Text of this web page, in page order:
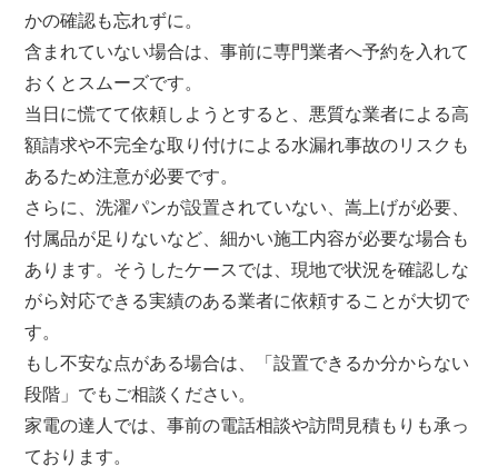
かの確認も忘れずに。
含まれていない場合は、事前に専門業者へ予約を入れて
おくとスムーズです。
当日に慌てて依頼しようとすると、悪質な業者による高
額請求や不完全な取り付けによる水漏れ事故のリスクも
あるため注意が必要です。
さらに、洗濯パンが設置されていない、嵩上げが必要、
付属品が足りないなど、細かい施工内容が必要な場合も
あります。そうしたケースでは、現地で状況を確認しな
がら対応できる実績のある業者に依頼することが大切で
す。
もし不安な点がある場合は、「設置できるか分からない
段階」でもご相談ください。
家電の達人では、事前の電話相談や訪問見積もりも承っ
ております。